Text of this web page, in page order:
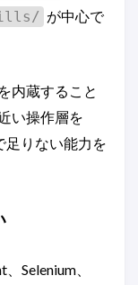
が中心で
内蔵すること
い操作層を
足りない能力を
Selenium、